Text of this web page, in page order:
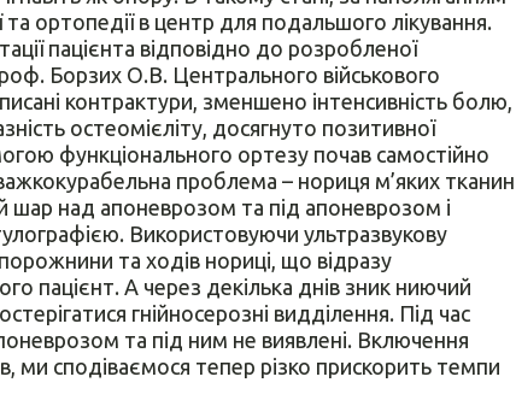
ортопедії в центр для подальшого лікування.
пацієнта відповідно до розробленої
Борзих О.В. Центрального військового
контрактури, зменшено інтенсивність болю,
остеомієліту, досягнуто позитивної
функціонального ортезу почав самостійно
проблема – нориця м’яких тканин
шар над апоневрозом та під апоневрозом і
Використовуючи ультразвукову
та ходів нориці, що відразу
пацієнт. А через декілька днів зник ниючий
гнійносерозні видділення. Під час
та під ним не виявлені. Включення
ми сподіваємося тепер різко прискорить темпи